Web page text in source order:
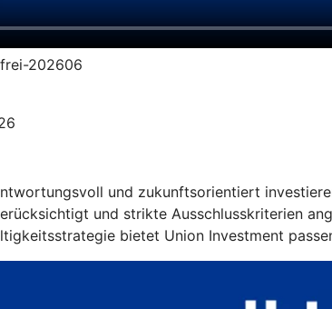
202606
und zukunftsorientiert
und strikte Ausschlusskriterien
bietet Union Investment